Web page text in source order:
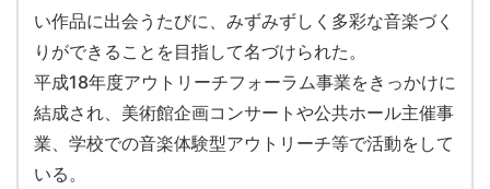
い作品に出会うたびに、みずみずしく多彩な音楽づく
りができることを目指して名づけられた。
平成18年度アウトリーチフォーラム事業をきっかけに
結成され、美術館企画コンサートや公共ホール主催事
業、学校での音楽体験型アウトリーチ等で活動をして
いる。